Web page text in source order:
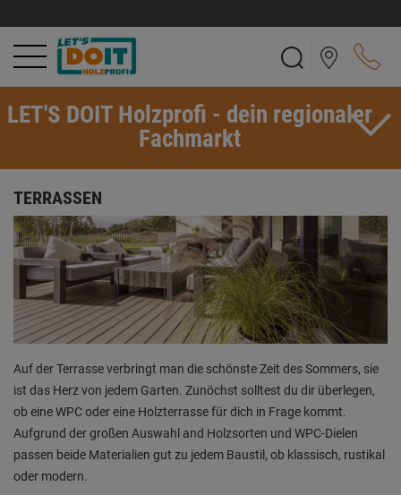
LET'S DOIT Holzprofi - dein regionaler
Fachmarkt
TERRASSEN
Auf der Terrasse verbringt man die schönste Zeit des Sommers, sie
ist das Herz von jedem Garten. Zunöchst solltest du dir überlegen,
ob eine WPC oder eine Holzterrasse für dich in Frage kommt.
Aufgrund der großen Auswahl and Holzsorten und WPC-Dielen
passen beide Materialien gut zu jedem Baustil, ob klassisch, rustikal
oder modern.